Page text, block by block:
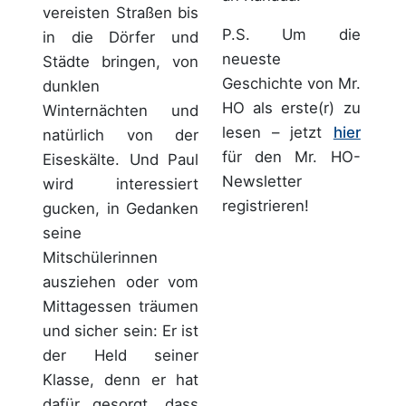
vereisten Straßen bis
in die Dörfer und
Städte bringen, von
dunklen
Winternächten und
natürlich von der
Eiseskälte. Und Paul
wird interessiert
gucken, in Gedanken
seine
Mitschülerinnen
ausziehen oder vom
Mittagessen träumen
und sicher sein: Er ist
der Held seiner
Klasse, denn er hat
P.S. Um die
neueste
Geschichte von Mr.
HO als erste(r) zu
lesen – jetzt hier
für den Mr. HO-
Newsletter
registrieren!